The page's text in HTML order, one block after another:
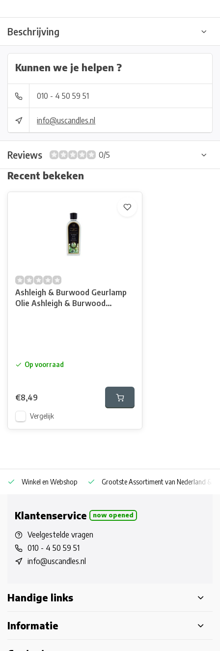
Beschrijving
Kunnen we je helpen ?
010 - 4 50 59 51
info@uscandles.nl
Reviews 0/5
Recent bekeken
Ashleigh & Burwood Geurlamp
Olie Ashleigh & Burwood
Op voorraad
€8,49
Vergelijk
Winkel en Webshop Grootste Assortiment van Nederland &
Klantenservice now opened
Veelgestelde vragen
010 - 4 50 59 51
info@uscandles.nl
Handige links
Informatie